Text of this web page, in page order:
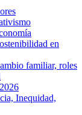
en
familiar, roles
Inequidad,